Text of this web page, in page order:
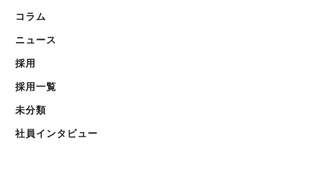
コラム
ニュース
採用
採用一覧
未分類
社員インタビュー